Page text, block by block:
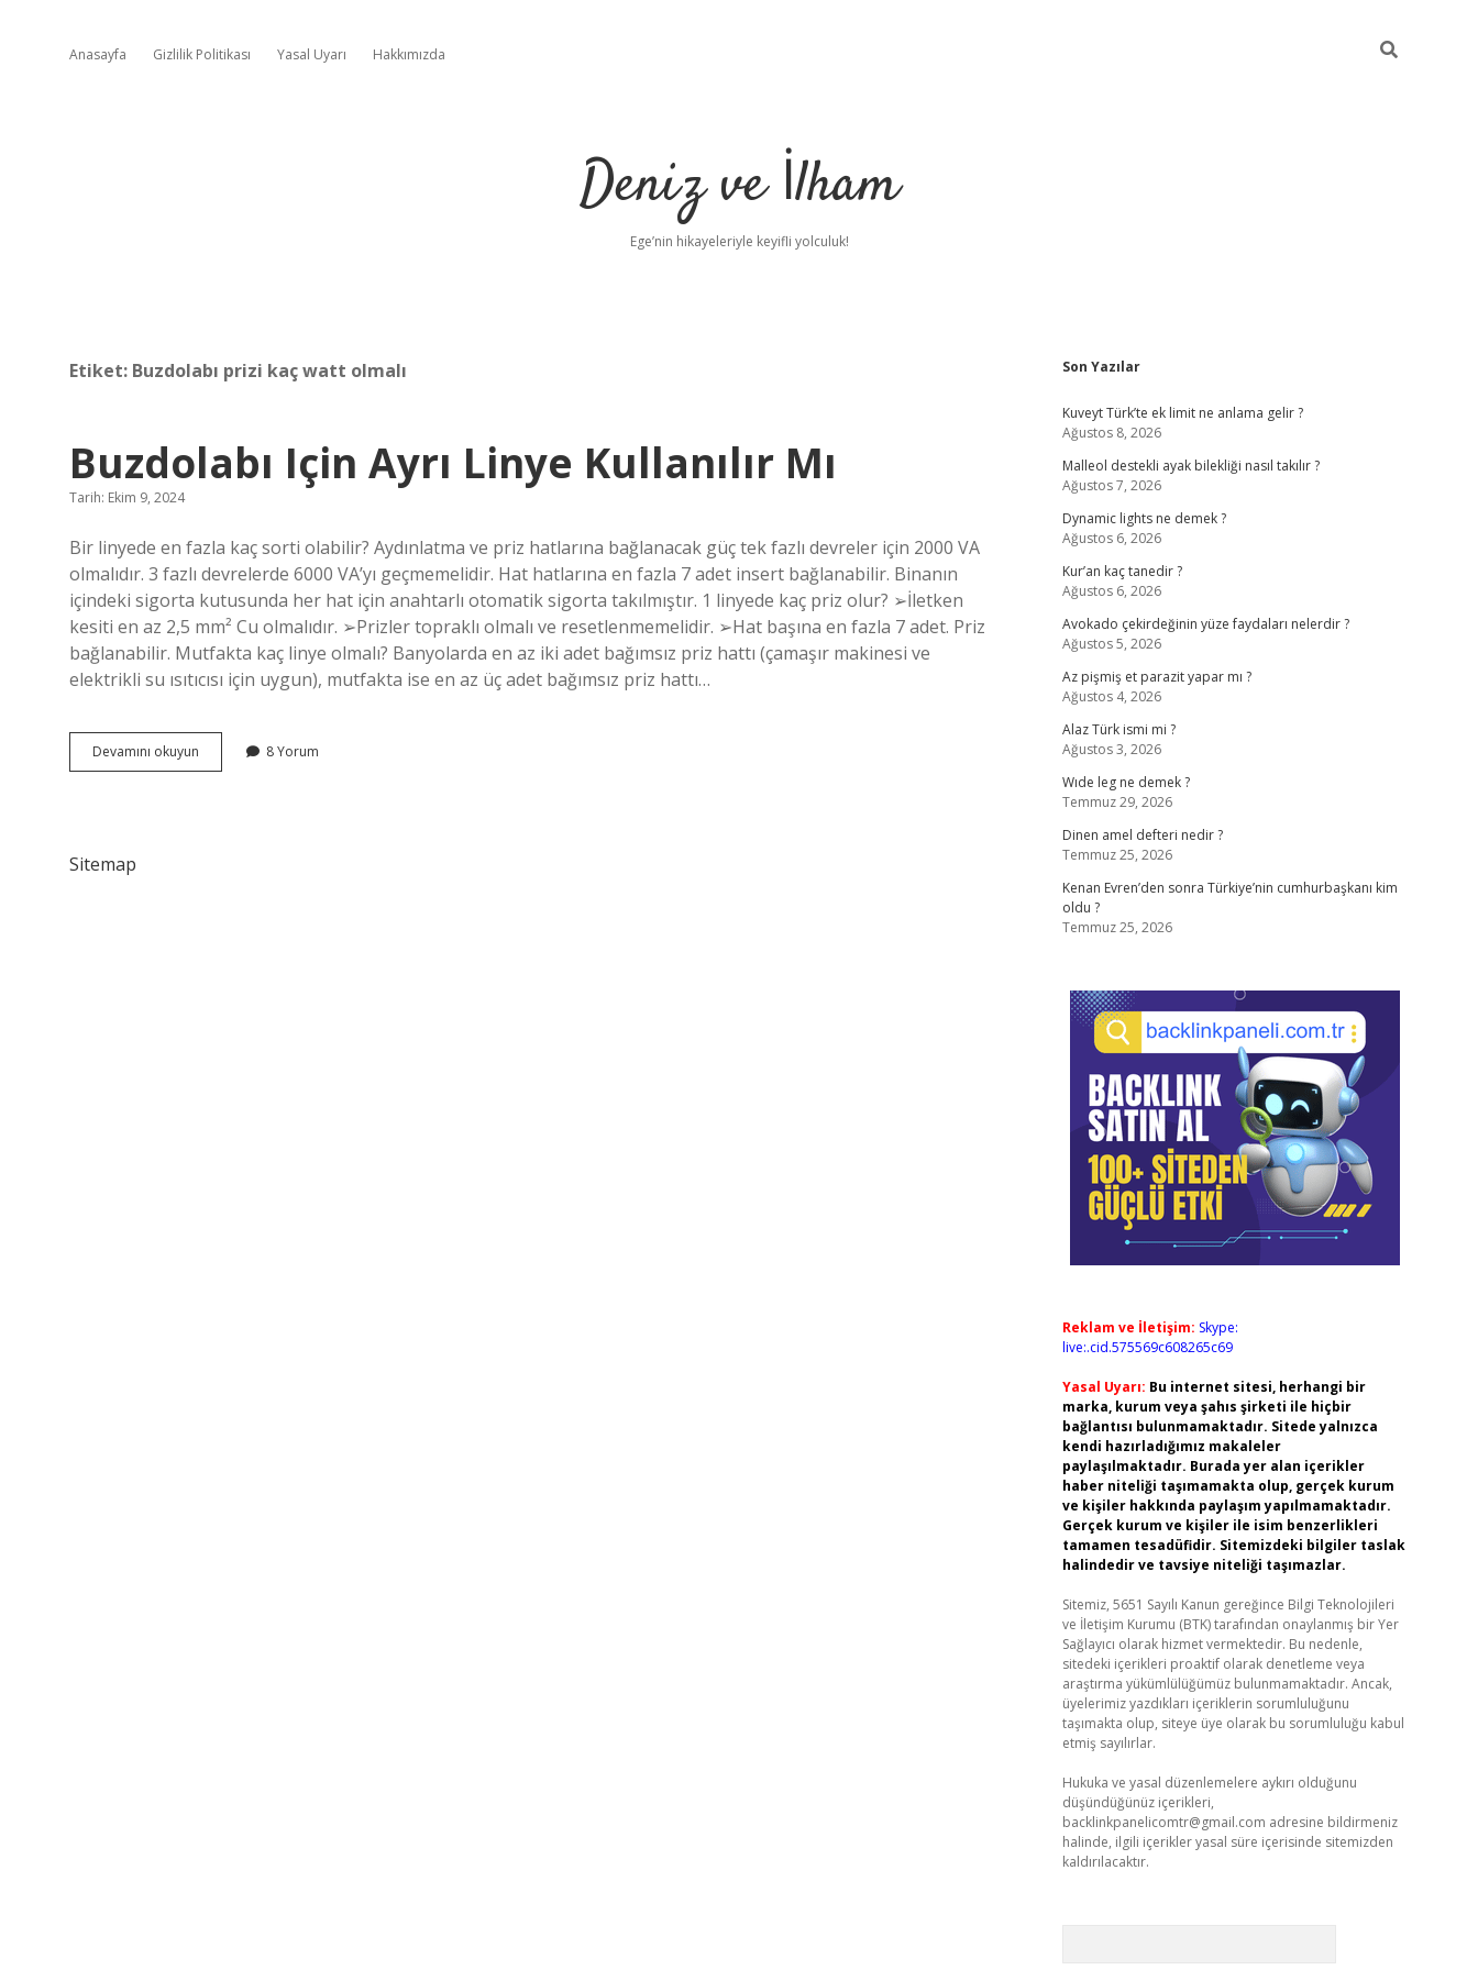
Anasayfa Gizlilik Politikası Yasal Uyarı Hakkımızda
Deniz ve İlham
Ege’nin hikayeleriyle keyifli yolculuk!
Etiket: Buzdolabı prizi kaç watt olmalı
Buzdolabı Için Ayrı Linye Kullanılır Mı
Tarih: Ekim 9, 2024
Bir linyede en fazla kaç sorti olabilir? Aydınlatma ve priz hatlarına bağlanacak güç tek fazlı devreler için 2000 VA
olmalıdır. 3 fazlı devrelerde 6000 VA’yı geçmemelidir. Hat hatlarına en fazla 7 adet insert bağlanabilir. Binanın
içindeki sigorta kutusunda her hat için anahtarlı otomatik sigorta takılmıştır. 1 linyede kaç priz olur? ➢İletken
kesiti en az 2,5 mm² Cu olmalıdır. ➢Prizler topraklı olmalı ve resetlenmemelidir. ➢Hat başına en fazla 7 adet. Priz
bağlanabilir. Mutfakta kaç linye olmalı? Banyolarda en az iki adet bağımsız priz hattı (çamaşır makinesi ve
elektrikli su ısıtıcısı için uygun), mutfakta ise en az üç adet bağımsız priz hattı…
Devamını okuyun Buzdolabı
Için
8 Yorum
Sitemap
Sidebar
Son Yazılar
Kuveyt Türk’te ek limit ne anlama gelir ?
Ağustos 8, 2026
Malleol destekli ayak bilekliği nasıl takılır ?
Ağustos 7, 2026
Dynamic lights ne demek ?
Ağustos 6, 2026
Kur’an kaç tanedir ?
Ağustos 6, 2026
Avokado çekirdeğinin yüze faydaları nelerdir ?
Ağustos 5, 2026
Az pişmiş et parazit yapar mı ?
Ağustos 4, 2026
Alaz Türk ismi mi ?
Ağustos 3, 2026
Wıde leg ne demek ?
Temmuz 29, 2026
Dinen amel defteri nedir ?
Temmuz 25, 2026
Kenan Evren’den sonra Türkiye’nin cumhurbaşkanı kim
oldu ?
Temmuz 25, 2026
Reklam ve İletişim: Skype:
live:.cid.575569c608265c69
Yasal Uyarı: Bu internet sitesi, herhangi bir
marka, kurum veya şahıs şirketi ile hiçbir
bağlantısı bulunmamaktadır. Sitede yalnızca
kendi hazırladığımız makaleler
paylaşılmaktadır. Burada yer alan içerikler
haber niteliği taşımamakta olup, gerçek kurum
ve kişiler hakkında paylaşım yapılmamaktadır.
Gerçek kurum ve kişiler ile isim benzerlikleri
tamamen tesadüfidir. Sitemizdeki bilgiler taslak
halindedir ve tavsiye niteliği taşımazlar.
Sitemiz, 5651 Sayılı Kanun gereğince Bilgi Teknolojileri
ve İletişim Kurumu (BTK) tarafından onaylanmış bir Yer
Sağlayıcı olarak hizmet vermektedir. Bu nedenle,
sitedeki içerikleri proaktif olarak denetleme veya
araştırma yükümlülüğümüz bulunmamaktadır. Ancak,
üyelerimiz yazdıkları içeriklerin sorumluluğunu
taşımakta olup, siteye üye olarak bu sorumluluğu kabul
etmiş sayılırlar.
Hukuka ve yasal düzenlemelere aykırı olduğunu
düşündüğünüz içerikleri,
backlinkpanelicomtr@gmail.com adresine bildirmeniz
halinde, ilgili içerikler yasal süre içerisinde sitemizden
kaldırılacaktır.